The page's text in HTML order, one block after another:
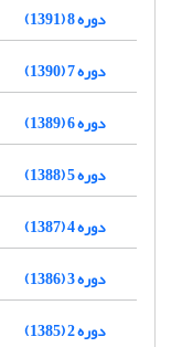
دوره 8 (1391)
دوره 7 (1390)
دوره 6 (1389)
دوره 5 (1388)
دوره 4 (1387)
دوره 3 (1386)
دوره 2 (1385)